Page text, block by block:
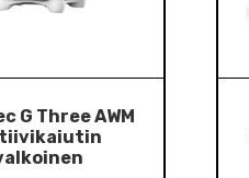
G Three AWM